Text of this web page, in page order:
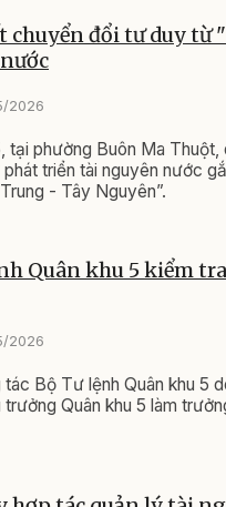
chuyển đổi tư duy
2026
tại phường Buôn Ma
triển tài nguyên nước
- Tây Nguyên”.
Quân khu 5 kiểm
2026
Bộ Tư lệnh Quân khu 5
trưởng Quân khu 5 làm